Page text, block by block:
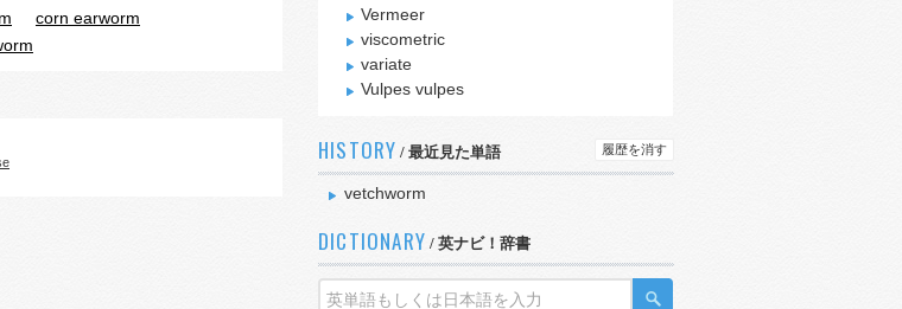
corn earworm
Vermeer
viscometric
variate
Vulpes vulpes
HISTORY / 最近見た単語 履歴を消す
vetchworm
DICTIONARY / 英ナビ！辞書